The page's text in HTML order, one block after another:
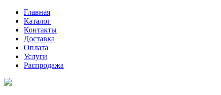
Главная
Каталог
Контакты
Доставка
Оплата
Услуги
Распродажа